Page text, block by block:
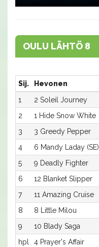
OULU LÄHTÖ 8
Sij. Hevonen
1
2 Soleil Journey
2
1 Hide Snow White
3
3 Greedy Pepper
4
6 Mandy Laday (SE)
5
9 Deadly Fighter
6
12 Blanket Slipper
7
11 Amazing Cruise
8
8 Little Milou
9
10 Blady Saga
hpl
4 Prayer's Affair